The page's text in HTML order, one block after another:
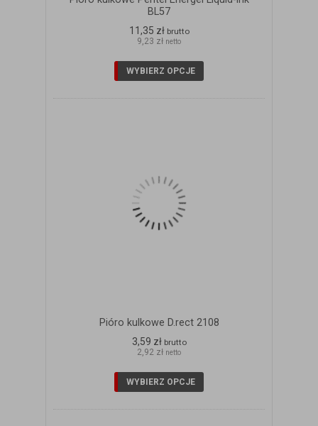
BL57
11,35 zł brutto
9,23 zł netto
WYBIERZ OPCJE
Pióro kulkowe D.rect 2108
3,59 zł brutto
2,92 zł netto
WYBIERZ OPCJE